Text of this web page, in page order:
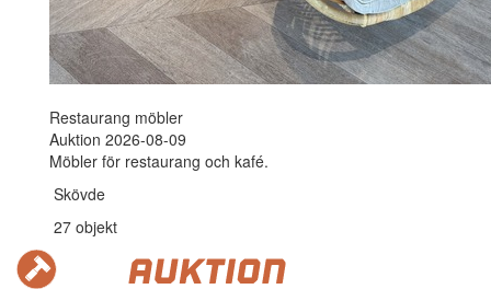
Restaurang möbler
Auktion 2026-08-09
Möbler för restaurang och kafé.
Skövde
27 objekt